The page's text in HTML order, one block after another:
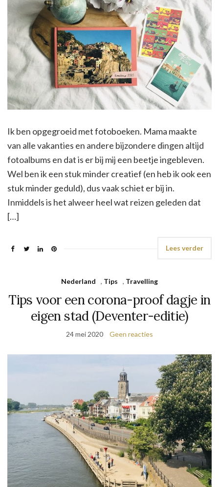
Ik ben opgegroeid met fotoboeken. Mama maakte
van alle vakanties en andere bijzondere dingen altijd
fotoalbums en dat is er bij mij een beetje ingebleven.
Wel ben ik een stuk minder creatief (en heb ik ook een
stuk minder geduld), dus vaak schiet er bij in.
Inmiddels is het alweer heel wat reizen geleden dat
[…]
Lees verder
Nederland , Tips , Travelling
Tips voor een corona-proof dagje in
eigen stad (Deventer-editie)
24 mei 2020 Geen reacties